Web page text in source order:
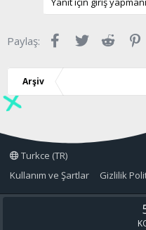
Paylaş: Facebook
Twitter Reddit
Arşiv
Turkce (TR)
Kullanım ve Şartlar
Gizlilik